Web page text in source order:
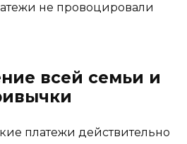
не провоцировали
всей семьи и
платежи действительно